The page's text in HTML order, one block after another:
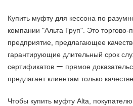
Купить муфту для кессона по
компании "Альта Груп". Это торгово-
предприятие, предлагающее
гарантирующие длительный срок
сертификатов ー прямое
предлагает клиентам только
Чтобы купить муфту Alta,